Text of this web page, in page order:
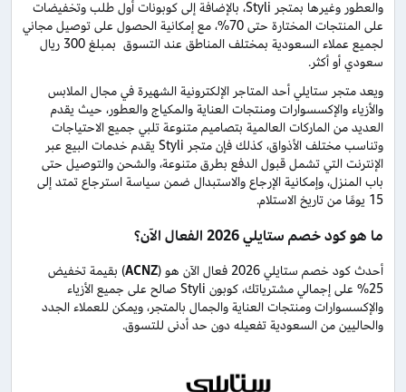
والعطور وغيرها بمتجر Styli، بالإضافة إلى كوبونات أول طلب وتخفيضات
على المنتجات المختارة حتى 70%، مع إمكانية الحصول على توصيل مجاني
لجميع عملاء السعودية بمختلف المناطق عند التسوق بمبلغ 300 ريال
سعودي أو أكثر.
ويعد متجر ستايلي أحد المتاجر الإلكترونية الشهيرة في مجال الملابس
والأزياء والإكسسوارات ومنتجات العناية والمكياج والعطور، حيث يقدم
العديد من الماركات العالمية بتصاميم متنوعة تلبي جميع الاحتياجات
وتناسب مختلف الأذواق، كذلك فإن متجر Styli يقدم خدمات البيع عبر
الإنترنت التي تشمل قبول الدفع بطرق متنوعة، والشحن والتوصيل حتى
باب المنزل، وإمكانية الإرجاع والاستبدال ضمن سياسة استرجاع تمتد إلى
15 يومًا من تاريخ الاستلام.
ما هو كود خصم ستايلي 2026 الفعال الآن؟
أحدث كود خصم ستايلي 2026 فعال الآن هو ( ACNZ) بقيمة تخفيض
25% على إجمالي مشترياتك، كوبون Styli صالح على جميع الأزياء
والإكسسوارات ومنتجات العناية والجمال بالمتجر، ويمكن للعملاء الجدد
والحاليين من السعودية تفعيله دون حد أدنى للتسوق.